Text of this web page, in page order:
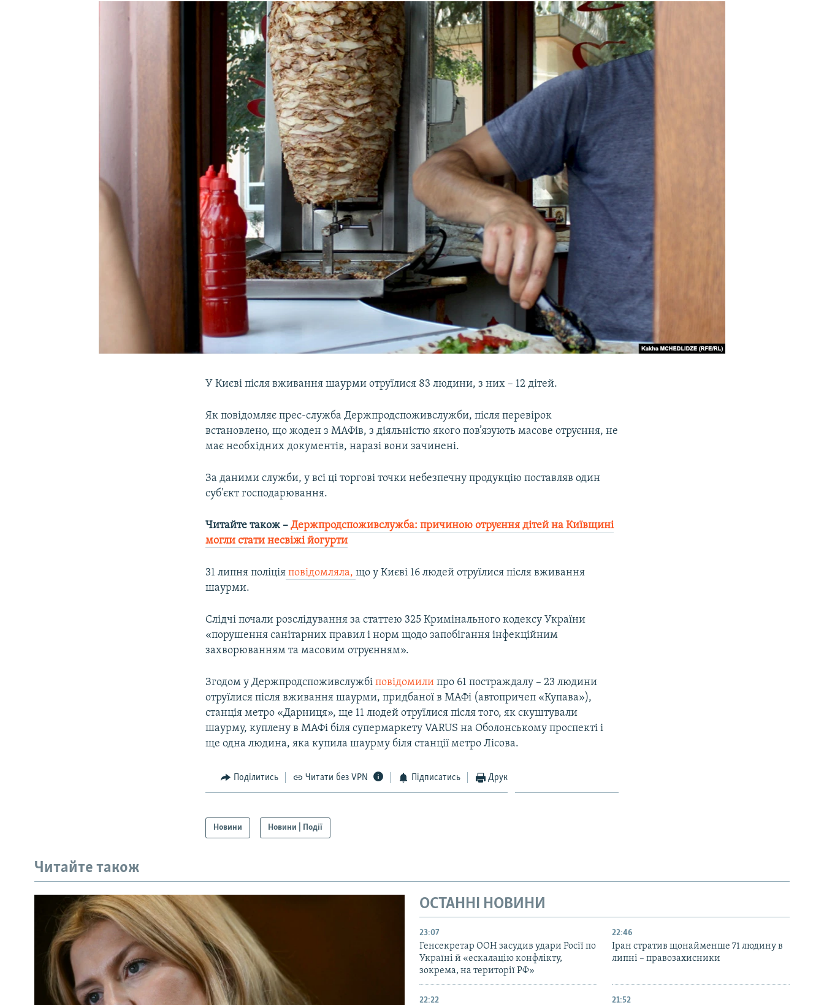
У Києві після вживання шаурми отруїлися 83 людини, з них – 12 дітей.
Як повідомляє прес-служба Держпродспоживслужби, після перевірок
встановлено, що жоден з МАФів, з діяльністю якого пов’язують масове отруєння, не
має необхідних документів, наразі вони зачинені.
За даними служби, у всі ці торгові точки небезпечну продукцію поставляв один
суб'єкт господарювання.
Читайте також –Держпродспоживслужба: причиною отруєння дітей на Київщині
могли стати несвіжі йогурти
31 липня поліція повідомляла,що у Києві 16 людей отруїлися після вживання
шаурми.​
Слідчі почали розслідування за статтею 325 Кримінального кодексу України
«порушення санітарних правил і норм щодо запобігання інфекційним
захворюванням та масовим отруєнням».
Згодом у Держпродспоживслужбіповідомили про 61 постраждалу – 23 людини
отруїлися після вживання шаурми, придбаної в МАФі (автопричеп «Купава»),
станція метро «Дарниця», ще 11 людей отруїлися після того, як скуштували
шаурму, куплену в МАФі біля супермаркету VARUS на Оболонському проспекті і
ще одна людина, яка купила шаурму біля станції метро Лісова.
Поділитись Читати без VPN Підписатись Друк
Новини Новини | Події
Читайте також
ОСТАННІ НОВИНИ
23:07
Генсекретар ООН засудив удари Росії по
Україні й «ескалацію конфлікту,
зокрема, на території РФ»
22:46
Іран стратив щонайменше 71 людину в
липні – правозахисники
22:22 21:52